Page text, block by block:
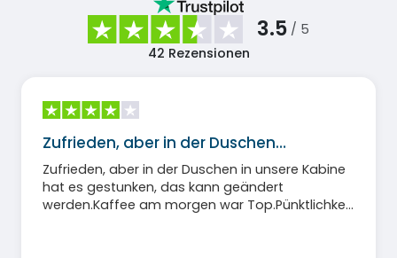
3.5 / 5
42 Rezensionen
Zufrieden, aber in der Duschen…
Zufrieden, aber in der Duschen in unsere Kabine
hat es gestunken, das kann geändert
werden.Kaffee am morgen war Top.Pünktlichkeit